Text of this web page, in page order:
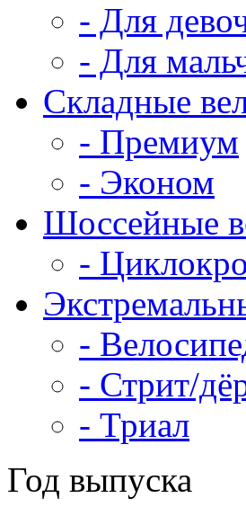
- Для
- Для
Складные
- Премиум
- Эконом
Шоссейные
-
-
- Стрит/
- Триал
Год выпуска